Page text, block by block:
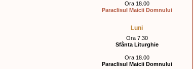
Ora 18.00
Paraclisul Maicii Domnului
Luni
Ora 7.30
Sfânta Liturghie
Ora 18.00
Paraclisul Maicii Domnului